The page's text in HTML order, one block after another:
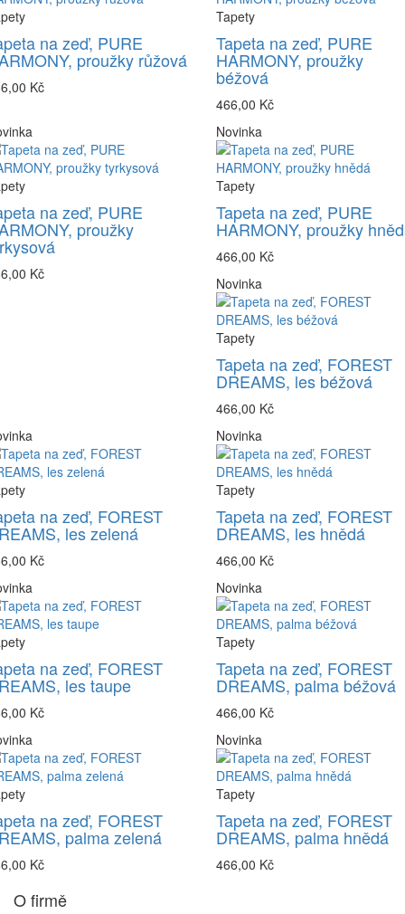
na zeď, PURE
proužky růžová
Kč
Tapety
Tapeta na zeď, PURE
HARMONY, proužky
béžová
466,00 Kč
na zeď, PURE
proužky
Kč
Novinka
Tapety
Tapeta na zeď, PURE
HARMONY, proužky
466,00 Kč
Novinka
Tapety
Tapeta na zeď, FOREST
DREAMS, les béžová
466,00 Kč
na zeď, FOREST
les zelená
Kč
Novinka
Tapety
Tapeta na zeď, FOREST
DREAMS, les hnědá
466,00 Kč
na zeď, FOREST
les taupe
Kč
Novinka
Tapety
Tapeta na zeď, FOREST
DREAMS, palma béžová
466,00 Kč
na zeď, FOREST
palma zelená
Kč
Novinka
Tapety
Tapeta na zeď, FOREST
DREAMS, palma hnědá
466,00 Kč
O firmě